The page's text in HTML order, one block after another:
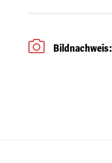
Bildnachweis: